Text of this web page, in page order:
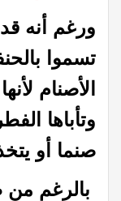
ورغم أنه
تسموا
الأصنام
وتأباها
صنما أو
بالرغم من